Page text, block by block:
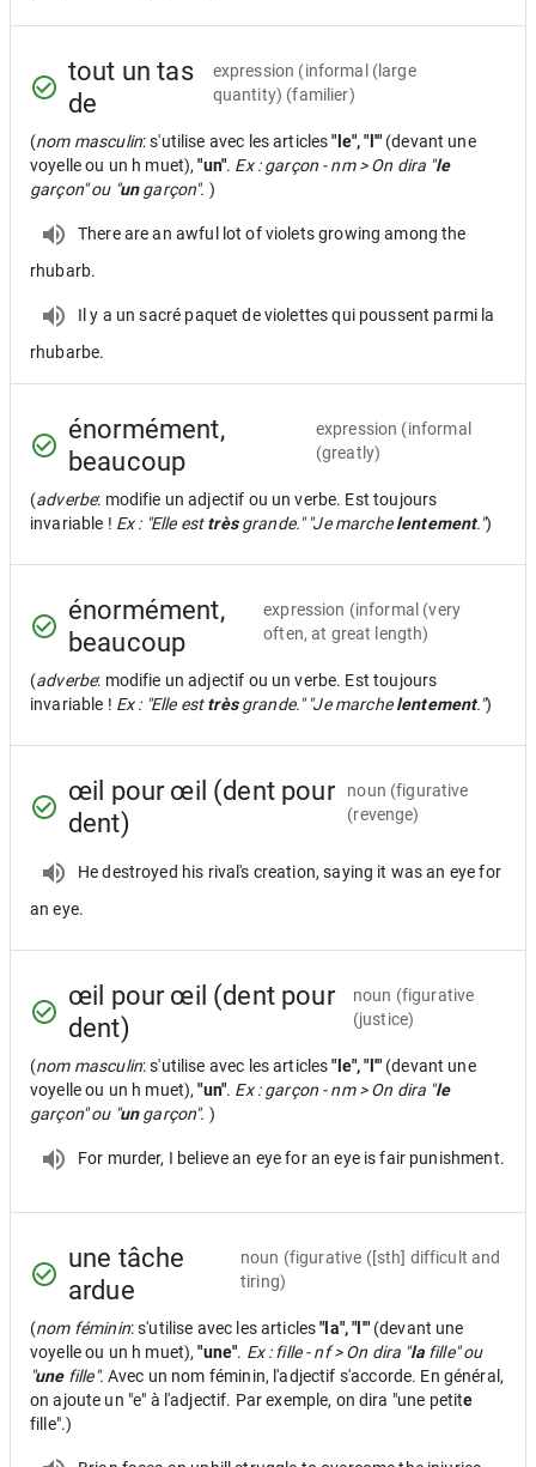
tout un tas
de
expression (informal (large
quantity) (familier)
(nom masculin: s'utilise avec les articles"le", "l'" (devant une
voyelle ou un h muet),"un". Ex : garçon - nm > On dira "le
garçon" ou "ungarçon". )
There are an awful lot of violets growing among the
rhubarb.
Il y a un sacré paquet de violettes qui poussent parmi la
rhubarbe.
énormément,
beaucoup
expression (informal
(greatly)
(adverbe: modifie un adjectif ou un verbe. Est toujours
invariable ! Ex : "Elle esttrèsgrande." "Je marchelentement.")
énormément,
beaucoup
expression (informal (very
often, at great length)
(adverbe: modifie un adjectif ou un verbe. Est toujours
invariable ! Ex : "Elle esttrèsgrande." "Je marchelentement.")
œil pour œil (dent pour
dent)
noun (figurative
(revenge)
He destroyed his rival's creation, saying it was an eye for
an eye.
œil pour œil (dent pour
dent)
noun (figurative
(justice)
(nom masculin: s'utilise avec les articles"le", "l'" (devant une
voyelle ou un h muet),"un". Ex : garçon - nm > On dira "le
garçon" ou "ungarçon". )
For murder, I believe an eye for an eye is fair punishment.
une tâche
ardue
noun (figurative ([sth] difficult and
tiring)
(nom féminin: s'utilise avec les articles"la", "l'" (devant une
voyelle ou un h muet),"une". Ex : fille - nf > On dira "lafille" ou
"unefille". Avec un nom féminin, l'adjectif s'accorde. En général,
on ajoute un "e" à l'adjectif. Par exemple, on dira "une petite
fille".)